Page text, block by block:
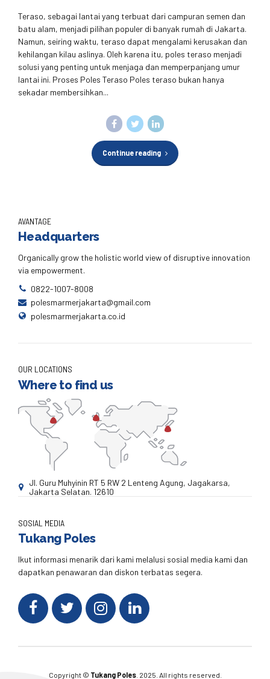
Teraso, sebagai lantai yang terbuat dari campuran semen dan
batu alam, menjadi pilihan populer di banyak rumah di Jakarta.
Namun, seiring waktu, teraso dapat mengalami kerusakan dan
kehilangan kilau aslinya. Oleh karena itu, poles teraso menjadi
solusi yang penting untuk menjaga dan memperpanjang umur
lantai ini. Proses Poles Teraso Poles teraso bukan hanya
sekadar membersihkan...
Continue reading
AVANTAGE
Headquarters
Organically grow the holistic world view of disruptive innovation
via empowerment.
0822-1007-8008
polesmarmerjakarta@gmail.com
polesmarmerjakarta.co.id
OUR LOCATIONS
Where to find us
Jl. Guru Muhyinin RT 5 RW 2 Lenteng Agung, Jagakarsa,
Jakarta Selatan. 12610
SOSIAL MEDIA
Tukang Poles
Ikut informasi menarik dari kami melalusi sosial media kami dan
dapatkan penawaran dan diskon terbatas segera.
Copyright © Tukang Poles. 2025. All rights reserved.